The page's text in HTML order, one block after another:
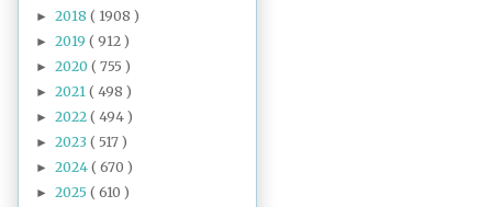
► 2018 ( 1908 )
► 2019 ( 912 )
► 2020 ( 755 )
► 2021 ( 498 )
► 2022 ( 494 )
► 2023 ( 517 )
► 2024 ( 670 )
► 2025 ( 610 )